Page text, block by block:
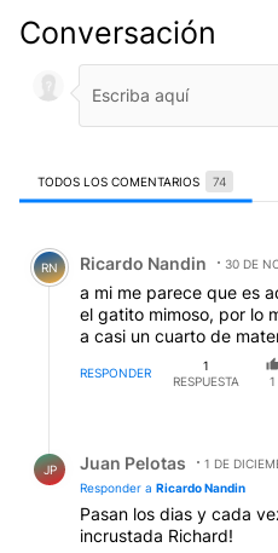
Conversación
TODOS LOS COMENTARIOS 74
Comentario de Ricardo
RN Ricardo Nandin 30 DE
a mi me parece que es
el gatito mimoso, por lo
a casi un cuarto de
RESPONDER
1
RESPUESTA
1
JP Juan Pelotas
1 DE
Responder a Ricardo Nandin
Pasan los dias y cada
incrustada Richard!